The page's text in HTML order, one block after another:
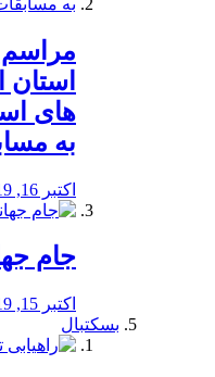
مراسم
استان
های
به
اکتبر 16, 2019
جام
اکتبر 15, 2019
بسکتبال